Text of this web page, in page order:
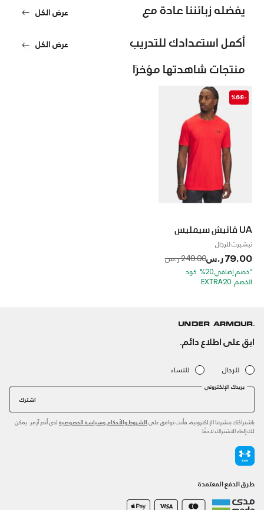
يفضله زبائننا عادة مع عرض الكل
أكمل استعدادك للتدريب عرض الكل
منتجات شاهدتها مؤخرًا
-%68
UA فانيش سيمليس
تيشيرت للرجال
79.00 ر.س Price reduced from
249.00 ر.س to
*خصم إضافي 20%. كود
الخصم: EXTRA20
ابق على اطلاع دائم.
للرجال للنساء
بريدك الإلكتروني
اشترك
باشتراكك بنشرتنا الإلكترونية، فأنت توافق على الشروط والأحكام وسياسة الخصوصية لدى أندر آرمر. يمكن
لك إلغاء الاشتراك لاحقًا.
طرق الدفع المعتمدة